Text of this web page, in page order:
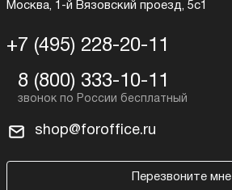
Москва, 1-й Вязовский проезд, 5с1
+7 (495) 228-20-11
8 (800) 333-10-11
shop@foroffice.ru
Перезвоните мне